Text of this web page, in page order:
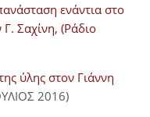
ενάντια στο
Σαχίνη, (Ράδιο
ύλης στον Γιάννη
2016)